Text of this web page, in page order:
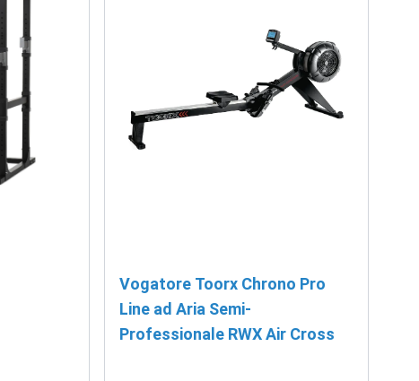
Vogatore Toorx Chrono Pro
Line ad Aria Semi-
Professionale RWX Air Cross